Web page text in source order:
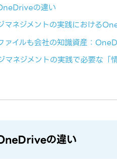
の違い
マネジメントの実践における
ァイルも会社の知識資産：
マネジメントの実践で必要な「
の違い